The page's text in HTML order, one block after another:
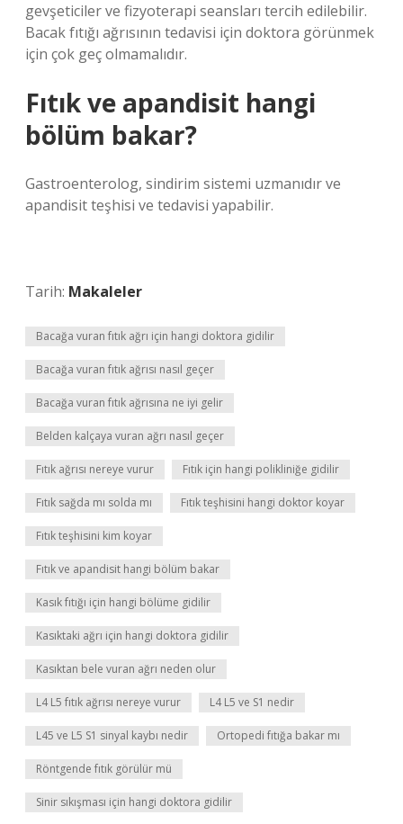
gevşeticiler ve fizyoterapi seansları tercih edilebilir.
Bacak fıtığı ağrısının tedavisi için doktora görünmek
için çok geç olmamalıdır.
Fıtık ve apandisit hangi
bölüm bakar?
Gastroenterolog, sindirim sistemi uzmanıdır ve
apandisit teşhisi ve tedavisi yapabilir.
Tarih: Makaleler
Bacağa vuran fıtık ağrı için hangi doktora gidilir
Bacağa vuran fıtık ağrısı nasıl geçer
Bacağa vuran fıtık ağrısına ne iyi gelir
Belden kalçaya vuran ağrı nasıl geçer
Fıtık ağrısı nereye vurur Fıtık için hangi polikliniğe gidilir
Fıtık sağda mı solda mı Fıtık teşhisini hangi doktor koyar
Fıtık teşhisini kim koyar
Fıtık ve apandisit hangi bölüm bakar
Kasık fıtığı için hangi bölüme gidilir
Kasıktaki ağrı için hangi doktora gidilir
Kasıktan bele vuran ağrı neden olur
L4 L5 fıtık ağrısı nereye vurur L4 L5 ve S1 nedir
L45 ve L5 S1 sinyal kaybı nedir Ortopedi fıtığa bakar mı
Röntgende fıtık görülür mü
Sinir sıkışması için hangi doktora gidilir